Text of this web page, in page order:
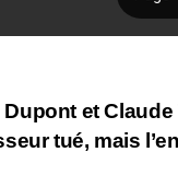
et Claude
tué, mais